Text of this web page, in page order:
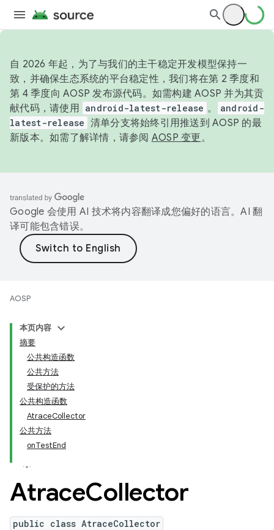
自 2026 年起，为了与我们的主干稳定开发模型保持一
致，并确保生态系统的平台稳定性，我们将在第 2 季度和
第 4 季度向 AOSP 发布源代码。如需构建 AOSP 并为其贡
献代码，请使用 android-latest-release 。
android-
latest-release 清单分支将始终引用推送到 AOSP 的最
新版本。如需了解详情，请参阅 AOSP 变更。
Google 会使用 AI 技术将内容翻译成您偏好的语言。AI 翻
译可能包含错误。
AOSP
本页内容
摘要
公共构造函数
公共方法
受保护的方法
公共构造函数
AtraceCollector
公共方法
onTestEnd
AtraceCollector
public class AtraceCollector